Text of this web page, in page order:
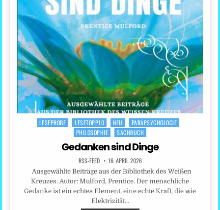
Posted
LESEPROBE LESETOPP10 NEU
PARAPSYCHOLOGIE
PHILOSOPHIE
SACHBUCH
Gedanken sind Dinge
RSS-FEED 16. APRIL 2026
Ausgewählte Beiträge aus der Bibliothek des Weißen
Kreuzes. Autor: Mulford, Prentice. Der menschliche
Gedanke ist ein echtes Element, eine echte Kraft, die wie
Elektrizität…